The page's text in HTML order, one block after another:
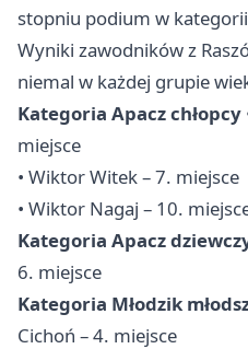
stopniu podium w kategorii
Wyniki zawodników z
niemal w każdej grupie
Kategoria Apacz chłopcy
miejsce
• Wiktor Witek – 7. miejsce
• Wiktor Nagaj – 10.
Kategoria Apacz
6. miejsce
Kategoria Młodzik
Cichoń – 4. miejsce